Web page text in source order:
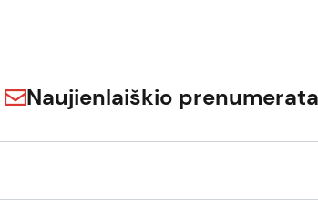
Naujienlaiškio prenumerata